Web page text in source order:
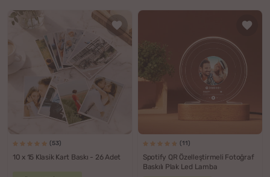
(53)
10 x 15 Klasik Kart Baskı - 26 Adet
(11)
Spotify QR Özelleştirmeli Fotoğraf
Baskılı Plak Led Lamba